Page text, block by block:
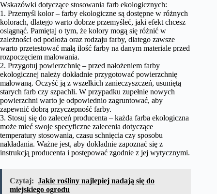
Wskazówki dotyczące stosowania farb ekologicznych:
1. Przemyśl kolor – farby ekologiczne są dostępne w różnych
kolorach, dlatego warto dobrze przemyśleć, jaki efekt chcesz
osiągnąć. Pamiętaj o tym, że kolory mogą się różnić w
zależności od podłoża oraz rodzaju farby, dlatego zawsze
warto przetestować małą ilość farby na danym materiale przed
rozpoczęciem malowania.
2. Przygotuj powierzchnię – przed nałożeniem farby
ekologicznej należy dokładnie przygotować powierzchnię
malowaną. Oczyść ją z wszelkich zanieczyszczeń, usuniętą
starych farb czy szpachli. W przypadku zupełnie nowych
powierzchni warto je odpowiednio zagruntować, aby
zapewnić dobrą przyczepność farby.
3. Stosuj się do zaleceń producenta – każda farba ekologiczna
może mieć swoje specyficzne zalecenia dotyczące
temperatury stosowania, czasu schnięcia czy sposobu
nakładania. Ważne jest, aby dokładnie zapoznać się z
instrukcją producenta i postępować zgodnie z jej wytycznymi.
Czytaj: Jakie rośliny najlepiej nadają się do
miejskiego ogrodu